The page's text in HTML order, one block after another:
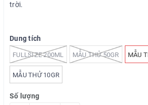
trời.
Dung tích
FULLSIZE 200ML MẪU THỬ 50GR MẪU
MẪU THỬ 10GR
Số lượng